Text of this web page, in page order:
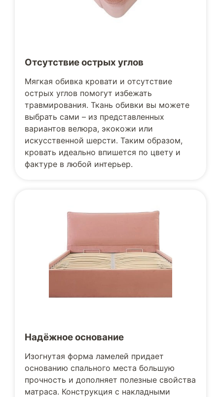
Отсутствие острых углов
Мягкая обивка кровати и отсутствие
острых углов помогут избежать
травмирования. Ткань обивки вы можете
выбрать сами – из представленных
вариантов велюра, экокожи или
искусственной шерсти. Таким образом,
кровать идеально впишется по цвету и
фактуре в любой интерьер.
Надёжное основание
Изогнутая форма ламелей придает
основанию спального места большую
прочность и дополняет полезные свойства
матраса. Конструкция с накладными